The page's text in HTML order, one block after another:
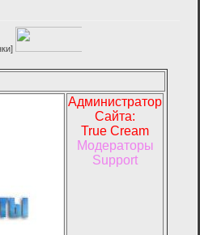
Администратор
Сайта:
True Cream
Модераторы
Support